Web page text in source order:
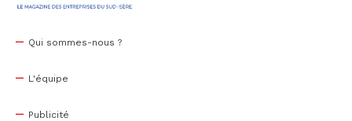
Qui sommes-nous ?
L'équipe
Publicité